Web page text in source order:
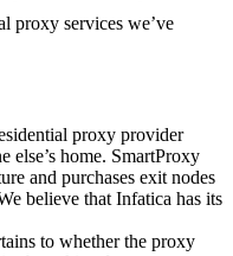
proxy services we’ve
proxy provider
else’s home. SmartProxy
and purchases exit nodes
believe that Infatica has its
to whether the proxy